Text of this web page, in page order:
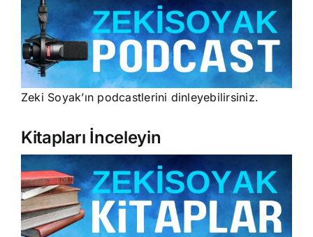
Zeki Soyak’ın podcastlerini dinleyebilirsiniz.
Kitapları İnceleyin